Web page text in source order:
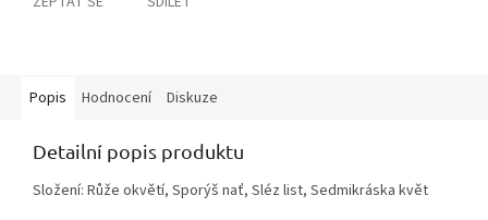
Popis Hodnocení Diskuze
Detailní popis produktu
Složení: Růže okvětí, Sporýš nať, Sléz list, Sedmikráska květ